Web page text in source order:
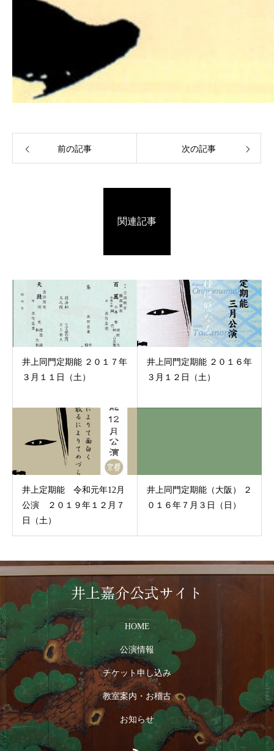
前の記事 次の記事
関連記事
井上同門定期能 ２０１７年
３月１１日（土）
井上同門定期能 ２０１６年
３月１２日（土）
井上定期能 令和元年12月
公演 ２０１９年１２月７
日（土）
井上同門定期能（大阪） ２
０１６年７月３日（日）
井上嘉介公式サイト
HOME
公演情報
チケット申し込み
教室案内・お稽古
お知らせ